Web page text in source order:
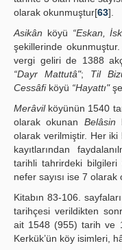
olarak okunmuştur[63].
Asikân köyü “Eskan,
şekillerinde
vergi geliri de 1388
“Dayr Mattutâ"; Til
Cessâfiköyü “Hayattı"
Merâvilköyünün 1540
olarak okunan Belâsin
olarak verilmiştir. Her
kayıtlarından
tarihli tahrirdeki
nefer sayısı ise 7
Kitabın 83-106.
tarihçesi verildikten
ait 1548 (955) tarih ve
Kerkük’ün köy isimleri,